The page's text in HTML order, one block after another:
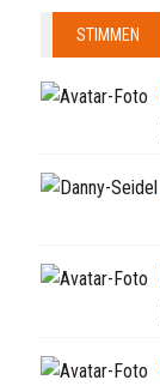
STIMMEN